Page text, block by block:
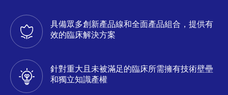
具備眾多創新產品線和全面產品組合，提供有
效的臨床解決方案
針對重大且未被滿足的臨床所需擁有技術壁壘
和獨立知識產權